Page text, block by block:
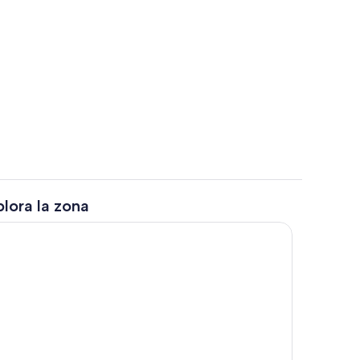
propiedad
la zona